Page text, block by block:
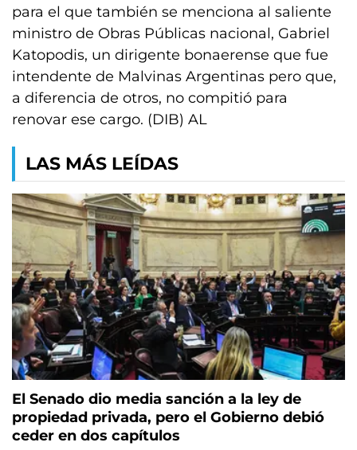
para el que también se menciona al saliente
ministro de Obras Públicas nacional, Gabriel
Katopodis, un dirigente bonaerense que fue
intendente de Malvinas Argentinas pero que,
a diferencia de otros, no compitió para
renovar ese cargo. (DIB) AL
LAS MÁS LEÍDAS
El Senado dio media sanción a la ley de
propiedad privada, pero el Gobierno debió
ceder en dos capítulos